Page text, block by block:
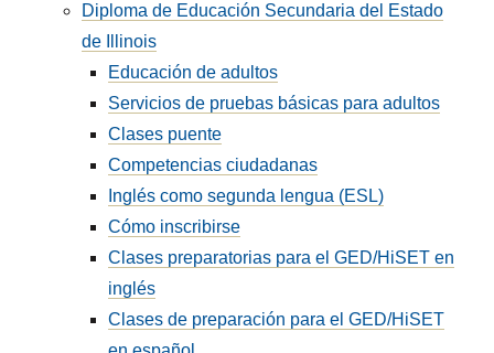
Diploma de Educación Secundaria del Estado
de Illinois
Educación de adultos
Servicios de pruebas básicas para adultos
Clases puente
Competencias ciudadanas
Inglés como segunda lengua (ESL)
Cómo inscribirse
Clases preparatorias para el GED/HiSET en
inglés
Clases de preparación para el GED/HiSET